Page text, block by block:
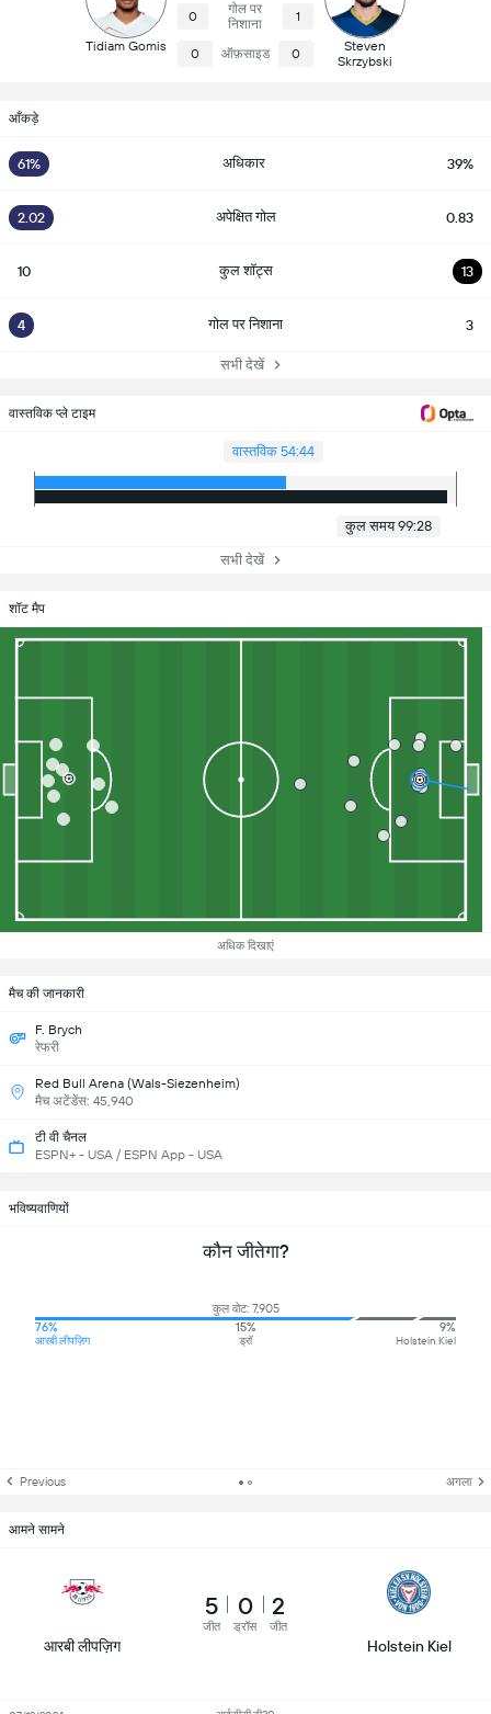
Tidiam Gomis
0
गोल पर
निशाना
1
0 ऑफ़साइड 0
Steven
Skrzybski
आँकड़े
61% अधिकार 39%
2.02 अपेक्षित गोल 0.83
10 कुल शॉट्स 13
4 गोल पर निशाना 3
सभी देखें
वास्तविक प्ले टाइम
वास्तविक 54:44
कुल समय 99:28
सभी देखें
शॉट मैप
अधिक दिखाएं
मैच की जानकारी
F. Brych
रेफरी
Red Bull Arena (Wals-Siezenheim)
मैच अटेंडेंस: 45,940
टी वी चैनल
ESPN+ - USA / ESPN App - USA
भविष्यवाणियों
कौन जीतेगा?
कुल वोट: 7,905
76%
आरबी लीपज़िग
15%
ड्रॉ
9%
Holstein Kiel
Previous अगला
आमने सामने
आरबी लीपज़िग
5
जीत
0
ड्रॉस
2
जीत
Holstein Kiel